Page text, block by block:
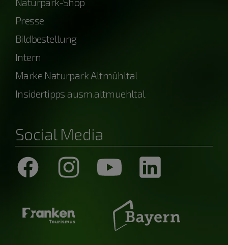
Presse
Bildbestellung
Intern
Marke Naturpark Altmühltal
Insidertipps ausm.altmuehltal
Social Media